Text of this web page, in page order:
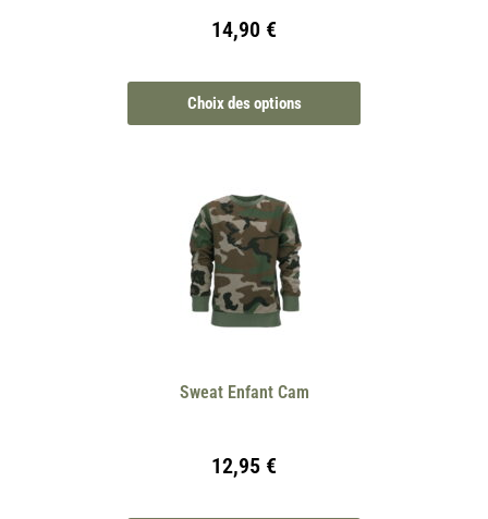
14,90 €
Choix des options
Sweat Enfant Cam
12,95 €